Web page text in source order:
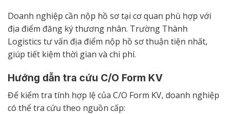
Doanh nghiệp cần nộp hồ sơ tại cơ quan phù hợp với
địa điểm đăng ký thương nhân. Trường Thành
Logistics tư vấn địa điểm nộp hồ sơ thuận tiện nhất,
giúp tiết kiệm thời gian và chi phí.
Hướng dẫn tra cứu C/O Form KV
Để kiểm tra tính hợp lệ của C/O Form KV, doanh nghiệp
có thể tra cứu theo nguồn cấp: